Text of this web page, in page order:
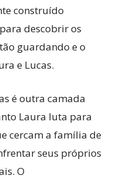
construído
descobrir os
guardando e o
e Lucas.
é outra camada
Laura luta para
cercam a família de
seus próprios
O